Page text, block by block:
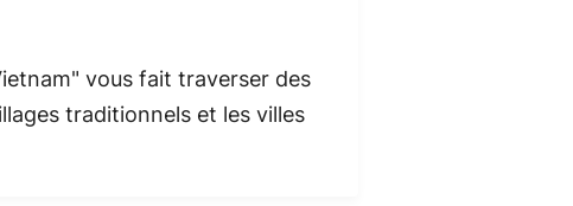
vous fait traverser des
traditionnels et les villes